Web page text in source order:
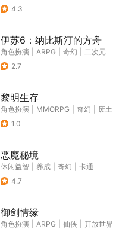
4.3
伊苏6：纳比斯汀的方舟
角色扮演 ARPG 奇幻
二次元
2.7
黎明生存
角色扮演 MMORPG 奇幻
废土
1.0
恶魔秘境
休闲益智 养成 奇幻
卡通
4.7
御剑情缘
角色扮演 ARPG 仙侠
开放世界